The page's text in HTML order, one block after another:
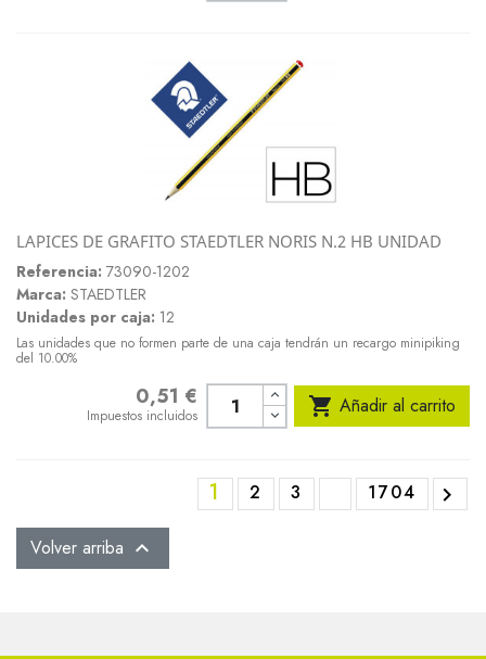
LAPICES DE GRAFITO STAEDTLER NORIS N.2 HB UNIDAD
Referencia: 73090-1202
Marca: STAEDTLER
Unidades por caja: 12
Las unidades que no formen parte de una caja tendrán un recargo minipiking
del 10.00%
0,51 €
Impuestos incluidos  Añadir al carrito
1 2 3 1704 
Volver arriba 